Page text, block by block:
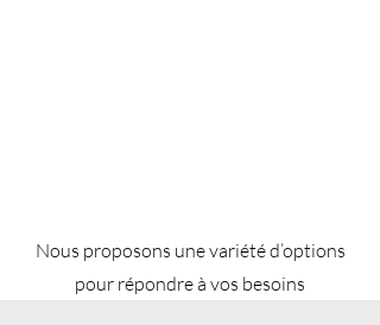
Nous proposons une variété d’options
pour répondre à vos besoins